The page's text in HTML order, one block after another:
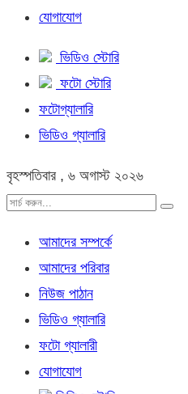
যোগাযোগ
ভিডিও স্টোরি
ফটো স্টোরি
ফটোগ্যালারি
ভিডিও গ্যালারি
বৃহস্পতিবার , ৬ অগাস্ট ২০২৬
আমাদের সম্পর্কে
আমাদের পরিবার
নিউজ পাঠান
ভিডিও গ্যালারি
ফটো গ্যালারী
যোগাযোগ